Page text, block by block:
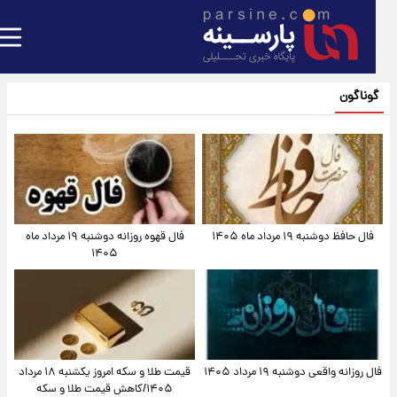
گوناگون
فال حافظ دوشنبه ۱۹ مرداد ماه ۱۴۰۵
فال قهوه روزانه دوشنبه ۱۹ مرداد ماه
۱۴۰۵
فال روزانه واقعی دوشنبه ۱۹ مرداد ۱۴۰۵
قیمت طلا و سکه امروز یکشنبه ۱۸ مرداد
۱۴۰۵/کاهش قیمت طلا و سکه